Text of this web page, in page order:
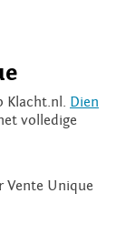
Klacht.nl. Dien
volledige
Vente Unique